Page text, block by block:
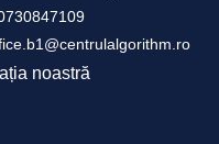
noastră